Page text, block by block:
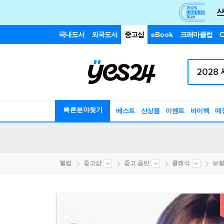
국내도서 외국도서 중고샵 eBook 크레마클럽
빠른분야찾기 베스트 신상품 이벤트 바이백 매
웰컴 중고샵 중고 음반 클래식 보컬